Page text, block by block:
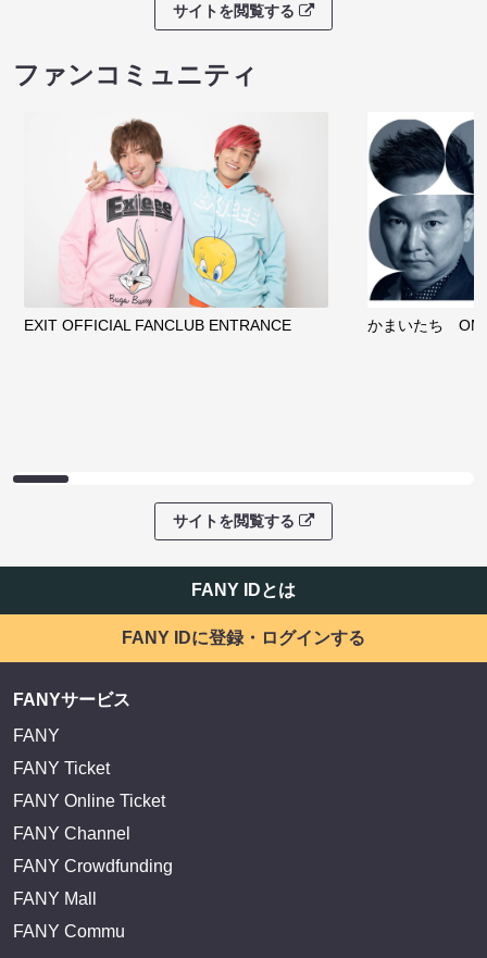
サイトを閲覧する
ファンコミュニティ
EXIT OFFICIAL FANCLUB ENTRANCE かまいたち
サイトを閲覧する
FANY IDとは
FANY IDに登録・ログインする
FANYサービス
FANY
FANY Ticket
FANY Online Ticket
FANY Channel
FANY Crowdfunding
FANY Mall
FANY Commu